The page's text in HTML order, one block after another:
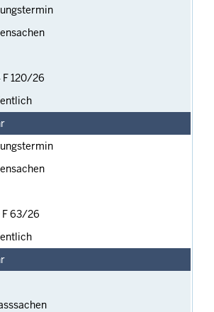
F 120/26
F 63/26